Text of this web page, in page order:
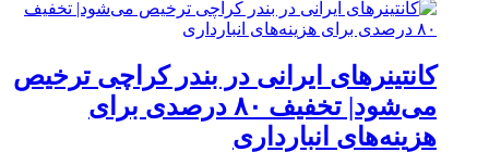
کانتینرهای ایرانی در بندر کراچی ترخیص
می‌شود| تخفیف ۸۰ درصدی برای
هزینه‌های انبارداری